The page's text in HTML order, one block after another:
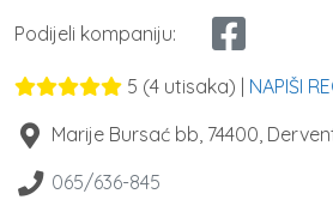
Podijeli kompaniju:
5 (4 utisaka) | NAPIŠI
Marije Bursać bb 74400
065/636-845